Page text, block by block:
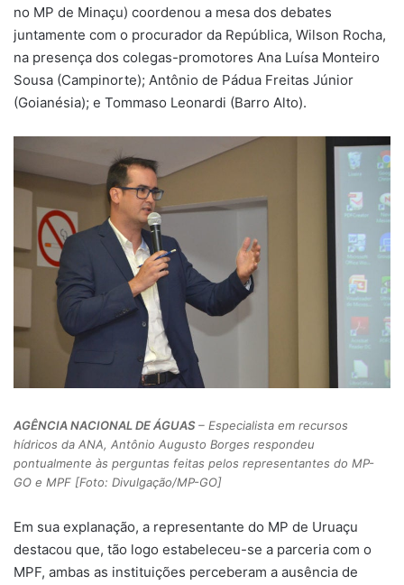
no MP de Minaçu) coordenou a mesa dos debates
juntamente com o procurador da República, Wilson Rocha,
na presença dos colegas-promotores Ana Luísa Monteiro
Sousa (Campinorte); Antônio de Pádua Freitas Júnior
(Goianésia); e Tommaso Leonardi (Barro Alto).
AGÊNCIA NACIONAL DE ÁGUAS– Especialista em recursos
hídricos da ANA, Antônio Augusto Borges respondeu
pontualmente às perguntas feitas pelos representantes do MP-
GO e MPF [Foto: Divulgação/MP-GO]
Em sua explanação, a representante do MP de Uruaçu
destacou que, tão logo estabeleceu-se a parceria com o
MPF, ambas as instituições perceberam a ausência de